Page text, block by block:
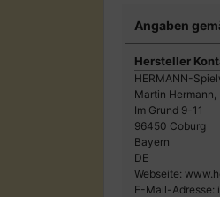
Angaben
Hersteller
HERMANN-
Martin Hermann,
Im Grund 9-11
96450 Coburg
Bayern
DE
Webseite:
E-Mail-Adresse: